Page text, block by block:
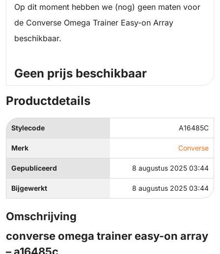
Op dit moment hebben we (nog) geen maten voor
de Converse Omega Trainer Easy-on Array
beschikbaar.
Geen prijs beschikbaar
Productdetails
Stylecode A16485C
Merk Converse
Gepubliceerd 8 augustus 2025 03:44
Bijgewerkt 8 augustus 2025 03:44
Omschrijving
converse omega trainer easy-on array